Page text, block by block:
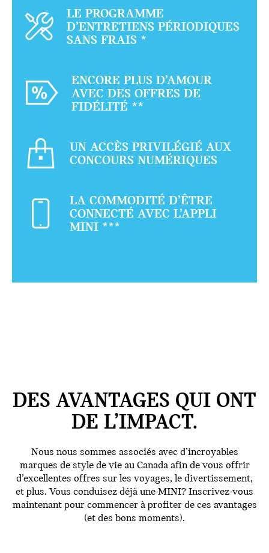
LE PROGRAMME
D’ENTRETIENS PÉRIODIQUES
SANS FRAIS *
ENCORE PLUS D’AMOUR
AVEC DES OFFRES DE
FIDÉLITÉ **
UN ACCÈS PRIVILÉGIÉ AUX
CONCOURS NUMÉRIQUES
LA COMMODITÉ D’ÊTRE
CONNECTÉ AVEC L’APPLI
MINI ***
DES AVANTAGES QUI ONT
DE L’IMPACT.
Nous nous sommes associés avec d’incroyables
marques de style de vie au Canada afin de vous offrir
d’excellentes offres sur les voyages, le divertissement,
et plus. Vous conduisez déjà une MINI? Inscrivez-vous
maintenant pour commencer à profiter de ces avantages
(et des bons moments).